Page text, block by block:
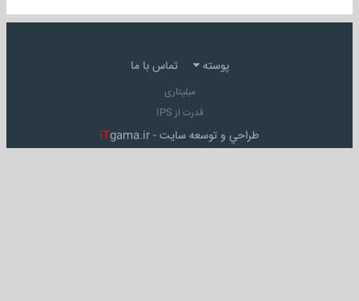
پوسته تماس با ما
میلیتاری
قدرت از IPS
طراحي و توسعه سايت - iTgama.ir